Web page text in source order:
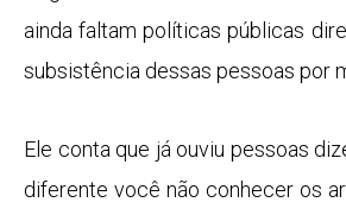
ainda faltam políticas públicas
subsistência dessas pessoas por
Ele conta que já ouviu pessoas
diferente você não conhecer os